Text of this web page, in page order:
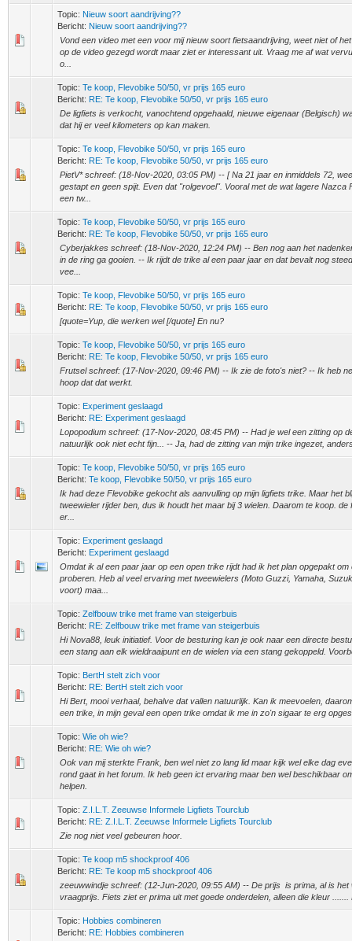
Topic: Nieuw soort aandrijving??
Bericht: Nieuw soort aandrijving??
Vond een video met een voor mij nieuw soort fietsaandrijving, weet niet of
op de video gezegd wordt maar ziet er interessant uit. Vraag me af wat
o...
Topic: Te koop, Flevobike 50/50, vr prijs 165 euro
Bericht: RE: Te koop, Flevobike 50/50, vr prijs 165 euro
De ligfiets is verkocht, vanochtend opgehaald, nieuwe eigenaar (Belgisch)
dat hij er veel kilometers op kan maken.
Topic: Te koop, Flevobike 50/50, vr prijs 165 euro
Bericht: RE: Te koop, Flevobike 50/50, vr prijs 165 euro
PietV* schreef: (18-Nov-2020, 03:05 PM) -- [ Na 21 jaar en inmiddels 72,
gestapt en geen spijt. Even dat "rolgevoel". Vooral met de wat lagere Nazca
een tw...
Topic: Te koop, Flevobike 50/50, vr prijs 165 euro
Bericht: RE: Te koop, Flevobike 50/50, vr prijs 165 euro
Cyberjakkes schreef: (18-Nov-2020, 12:24 PM) -- Ben nog aan het
in de ring ga gooien. -- Ik rijdt de trike al een paar jaar en dat bevalt nog
vee...
Topic: Te koop, Flevobike 50/50, vr prijs 165 euro
Bericht: RE: Te koop, Flevobike 50/50, vr prijs 165 euro
[quote=Yup, die werken wel [/quote] En nu?
Topic: Te koop, Flevobike 50/50, vr prijs 165 euro
Bericht: RE: Te koop, Flevobike 50/50, vr prijs 165 euro
Frutsel schreef: (17-Nov-2020, 09:46 PM) -- Ik zie de foto's niet? -- Ik heb
hoop dat dat werkt.
Topic: Experiment geslaagd
Bericht: RE: Experiment geslaagd
Lopopodium schreef: (17-Nov-2020, 08:45 PM) -- Had je wel een zitting op
natuurlijk ook niet echt fijn... -- Ja, had de zitting van mijn trike ingezet,
Topic: Te koop, Flevobike 50/50, vr prijs 165 euro
Bericht: Te koop, Flevobike 50/50, vr prijs 165 euro
Ik had deze Flevobike gekocht als aanvulling op mijn ligfiets trike. Maar het
tweewieler rijder ben, dus ik houdt het maar bij 3 wielen. Daarom te koop. de
er...
Topic: Experiment geslaagd
Bericht: Experiment geslaagd
Omdat ik al een paar jaar op een open trike rijdt had ik het plan opgepakt om
proberen. Heb al veel ervaring met tweewielers (Moto Guzzi, Yamaha,
voort) maa...
Topic: Zelfbouw trike met frame van steigerbuis
Bericht: RE: Zelfbouw trike met frame van steigerbuis
Hi Nova88, leuk initiatief. Voor de besturing kan je ook naar een directe
een stang aan elk wieldraaipunt en de wielen via een stang gekoppeld.
Topic: BertH stelt zich voor
Bericht: RE: BertH stelt zich voor
Hi Bert, mooi verhaal, behalve dat vallen natuurlijk. Kan ik meevoelen,
een trike, in mijn geval een open trike omdat ik me in zo'n sigaar te erg
Topic: Wie oh wie?
Bericht: RE: Wie oh wie?
Ook van mij sterkte Frank, ben wel niet zo lang lid maar kijk wel elke dag
rond gaat in het forum. Ik heb geen ict ervaring maar ben wel beschikbaar
helpen.
Topic: Z.I.L.T. Zeeuwse Informele Ligfiets Tourclub
Bericht: RE: Z.I.L.T. Zeeuwse Informele Ligfiets Tourclub
Zie nog niet veel gebeuren hoor.
Topic: Te koop m5 shockproof 406
Bericht: RE: Te koop m5 shockproof 406
zeeuwwindje schreef: (12-Jun-2020, 09:55 AM) -- De prijs is prima, al is het
vraagprijs. Fiets ziet er prima uit met goede onderdelen, alleen die kleur
Topic: Hobbies combineren
Bericht: RE: Hobbies combineren